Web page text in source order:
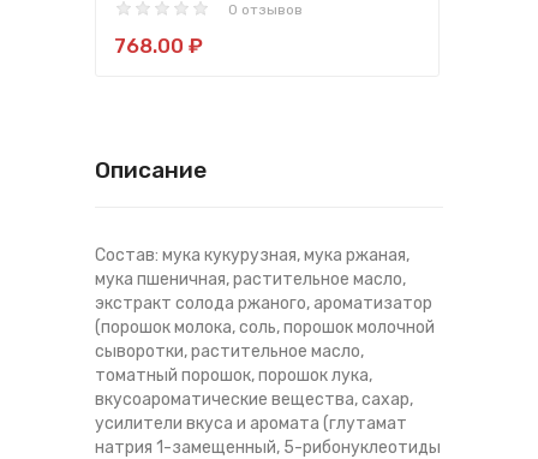
0 отзывов
768.00 ₽
Описание
Состав: мука кукурузная, мука ржаная,
мука пшеничная, растительное масло,
экстракт солода ржаного, ароматизатор
(порошок молока, соль, порошок молочной
сыворотки, растительное масло,
томатный порошок, порошок лука,
вкусоароматические вещества, сахар,
усилители вкуса и аромата (глутамат
натрия 1-замещенный, 5-рибонуклеотиды